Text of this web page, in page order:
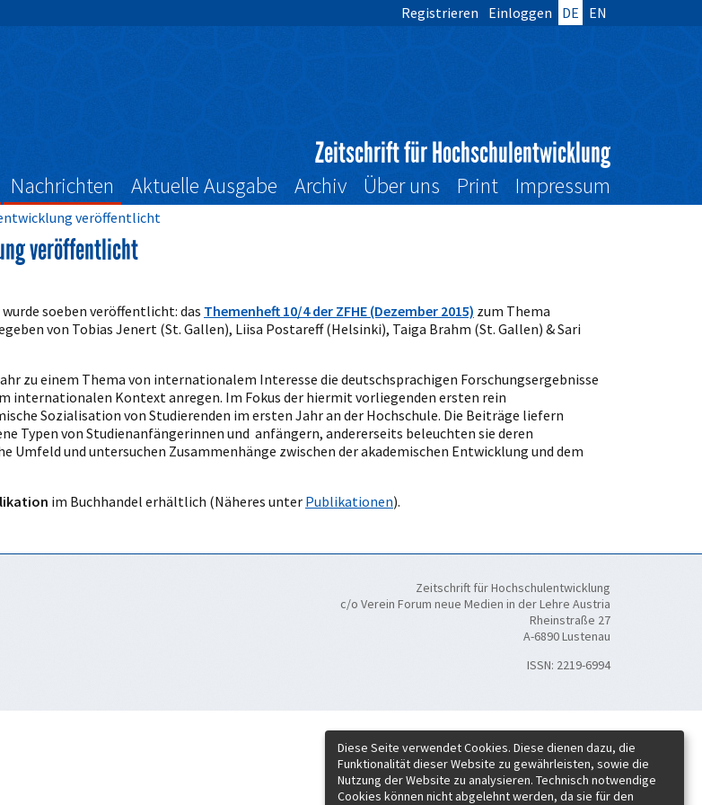
Registrieren Einloggen DE EN
Zeitschrift für Hochschulentwicklung
Nachrichten Aktuelle Ausgabe Archiv Über uns Print Impressum
veröffentlicht
veröffentlicht
soeben veröffentlicht: das Themenheft 10/4 der ZFHE (Dezember 2015) zum Thema
von Tobias Jenert (St. Gallen), Liisa Postareff (Helsinki), Taiga Brahm (St. Gallen) & Sari
zu einem Thema von internationalem Interesse die deutschsprachigen Forschungsergebnisse
internationalen Kontext anregen. Im Fokus der hiermit vorliegenden ersten rein
Sozialisation von Studierenden im ersten Jahr an der Hochschule. Die Beiträge liefern
Typen von Studienanfängerinnen und anfängern, andererseits beleuchten sie deren
Umfeld und untersuchen Zusammenhänge zwischen der akademischen Entwicklung und dem
im Buchhandel erhältlich (Näheres unter Publikationen).
Zeitschrift für Hochschulentwicklung
c/o Verein Forum neue Medien in der Lehre Austria
Rheinstraße 27
A-6890 Lustenau
ISSN: 2219-6994
Diese Seite verwendet Cookies. Diese dienen dazu, die
Funktionalität dieser Website zu gewährleisten, sowie die
Nutzung der Website zu analysieren. Technisch notwendige
Cookies können nicht abgelehnt werden, da sie für den